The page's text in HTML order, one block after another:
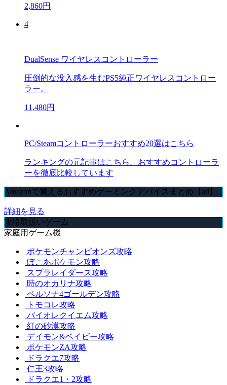
2,860円
4
DualSense ワイヤレスコントローラー
圧倒的な没入感を生むPS5純正ワイヤレスコントロー
ラー。
11,480円
PC/Steamコントローラーおすすめ20選はこちら
ランキングの元記事はこちら。おすすめコントローラ
ーを徹底比較しています
Amazonで買えるおすすめゲーミングデバイスまとめ【ad】
詳細を見る
攻略取扱いゲーム
家庭用ゲーム機
ポケモンチャンピオンズ攻略
ぽこあポケモン攻略
スプラレイダース攻略
時のオカリナ攻略
ペルソナ4ゴールデン攻略
トモコレ攻略
バイオレクイエム攻略
紅の砂漠攻略
デイモン&ベイビー攻略
ポケモンZA攻略
ドラクエ7攻略
仁王3攻略
ドラクエ1・2攻略